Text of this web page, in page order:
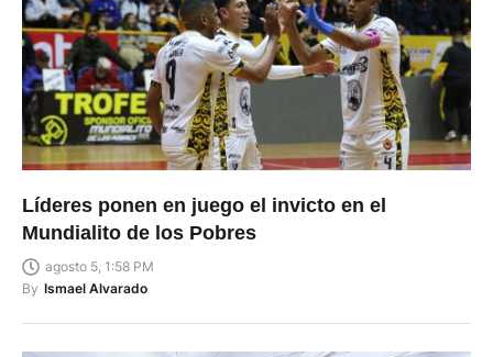
Líderes ponen en juego el invicto en el
Mundialito de los Pobres
agosto 5, 1:58 PM
By Ismael Alvarado